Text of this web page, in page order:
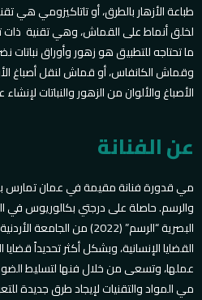
طباعة الأزهار بالطرق، أو تاتاكيزومي هي
لخلق أنماط على القماش، وهي تقنية ذات
ما تحتاجه للتطبيق هو زهور وأوراق
وقماش الكانفاس، أو قماش لنقل أصباغ
الأصباغ والألوان من الزهور والنباتات
عن الفنانة
مي قدورة فنانة مقيمة في عمان تمارس
البصرية “الرسم” (2022) من
القضايا الإنسانية، وبشكل أكثر تحديداً
عملها، وتسعى من خلال فنها لتسليط
مي المواد والتقنيات لإيجاد طرق جديدة